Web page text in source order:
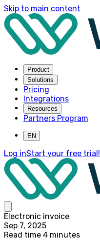
Skip to main content
Product
Solutions
Pricing
Integrations
Resources
Partners Program
EN
Log inStart your free trial!
Electronic invoice
Sep 7, 2025
Read time 4 minutes